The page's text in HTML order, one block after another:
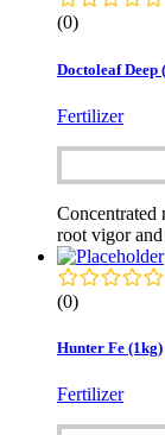
(0)
Doctoleaf Deep
Fertilizer
Concentrated
root vigor
(0)
Hunter Fe (1kg)
Fertilizer